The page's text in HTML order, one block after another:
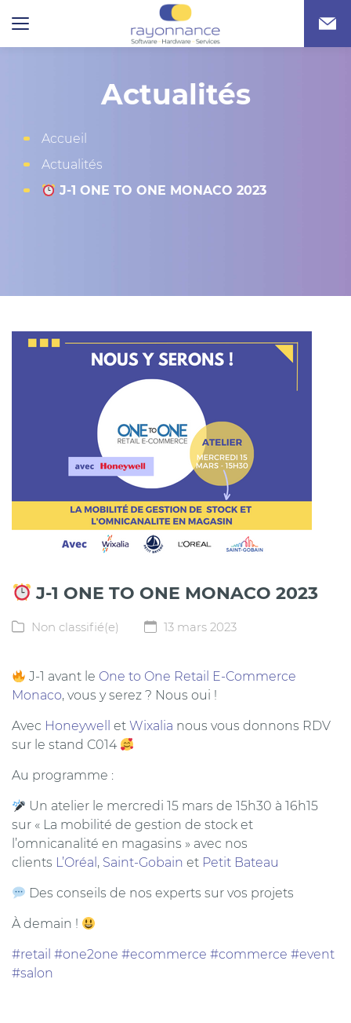
Actualités
Accueil
Actualités
J-1 ONE TO ONE MONACO 2023
J-1 ONE TO ONE MONACO 2023
Non classifié(e) 13 mars 2023
J-1 avant le One to One Retail E-Commerce
Monaco, vous y serez ? Nous oui !
Avec Honeywell et Wixalia nous vous donnons RDV
sur le stand C014
Au programme :
Un atelier le mercredi 15 mars de 15h30 à 16h15
sur « La mobilité de gestion de stock et
l’omnicanalité en magasins » avec nos
clients L’Oréal , Saint-Gobain et Petit Bateau
Des conseils de nos experts sur vos projets
À demain !
#retail #one2one #ecommerce #commerce #event
#salon